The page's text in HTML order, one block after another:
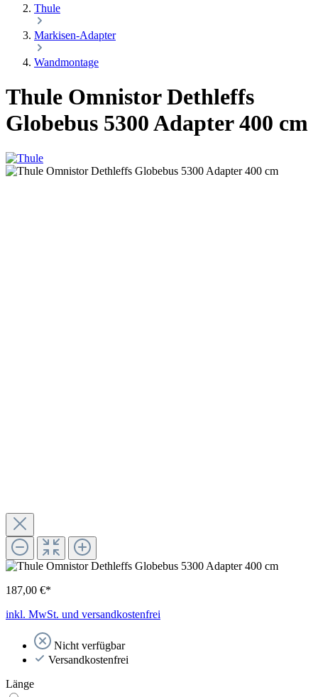
Thule
Markisen-Adapter
Wandmontage
Thule Omnistor Dethleffs
Globebus 5300 Adapter 400 cm
187,00 €*
inkl. MwSt. und versandkostenfrei
Nicht verfügbar
Versandkostenfrei
Länge